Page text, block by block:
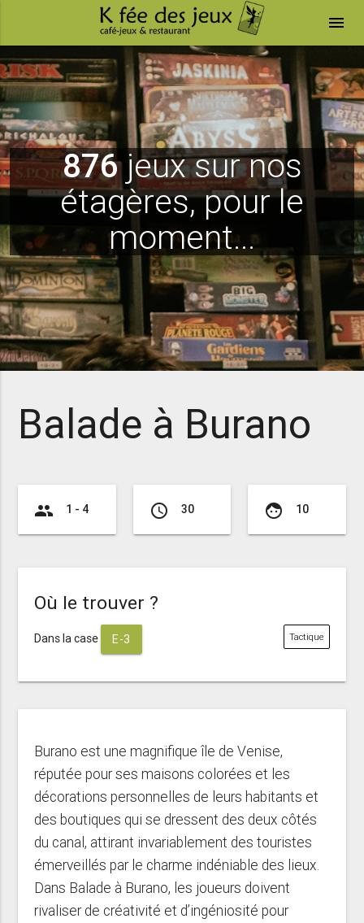
menu
876jeux sur nos
étagères, pour le
moment...
Balade à Burano
group 1 - 4 access_time 30 face 10
Où le trouver ?
Dans la case E-3 Tactique
Burano est une magnifique île de Venise,
réputée pour ses maisons colorées et les
décorations personnelles de leurs habitants et
des boutiques qui se dressent des deux côtés
du canal, attirant invariablement des touristes
émerveillés par le charme indéniable des lieux.
Dans Balade à Burano, les joueurs doivent
rivaliser de créativité et d’ingéniosité pour